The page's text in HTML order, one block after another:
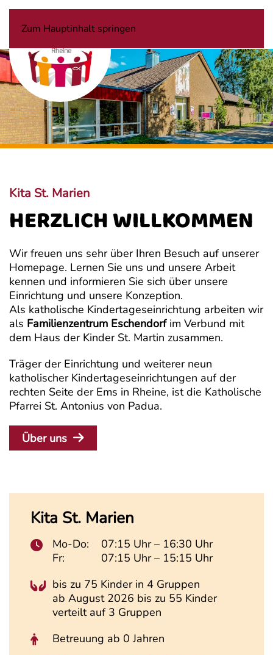
Zum Hauptinhalt springen
Kita St. Marien
HERZLICH WILLKOMMEN
Wir freuen uns sehr über Ihren Besuch auf unserer
Homepage. Lernen Sie uns und unsere Arbeit
kennen und informieren Sie sich über unsere
Einrichtung und unsere Konzeption.
Als katholische Kindertageseinrichtung arbeiten wir
als Familienzentrum Eschendorfim Verbund mit
dem Haus der Kinder St. Martin zusammen.
Träger der Einrichtung und weiterer neun
katholischer Kindertageseinrichtungen auf der
rechten Seite der Ems in Rheine, ist die Katholische
Pfarrei St. Antonius von Padua.
Über uns
Kita St. Marien
Mo-Do:
07:15 Uhr – 16:30 Uhr
Fr:
07:15 Uhr – 15:15 Uhr
bis zu 75 Kinder in 4 Gruppen
ab August 2026 bis zu 55 Kinder
verteilt auf 3 Gruppen
Betreuung ab 0 Jahren